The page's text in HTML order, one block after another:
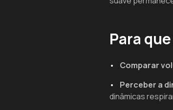
Para
• Comparar
•
Perceber a
dinâmicas